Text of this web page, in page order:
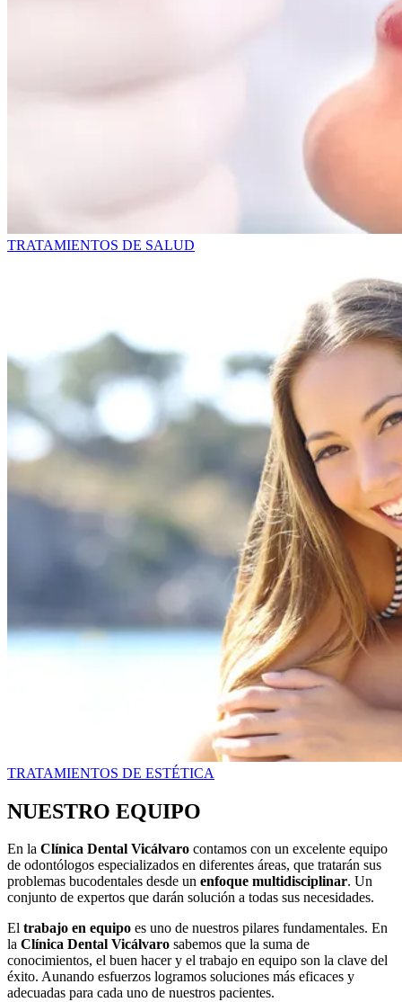
TRATAMIENTOS DE SALUD
TRATAMIENTOS DE ESTÉTICA
NUESTRO EQUIPO
En la Clínica Dental Vicálvaro contamos con un excelente equipo
de odontólogos especializados en diferentes áreas, que tratarán sus
problemas bucodentales desde un enfoque multidisciplinar. Un
conjunto de expertos que darán solución a todas sus necesidades.
El trabajo en equipo es uno de nuestros pilares fundamentales. En
la Clínica Dental Vicálvaro sabemos que la suma de
conocimientos, el buen hacer y el trabajo en equipo son la clave del
éxito. Aunando esfuerzos logramos soluciones más eficaces y
adecuadas para cada uno de nuestros pacientes.